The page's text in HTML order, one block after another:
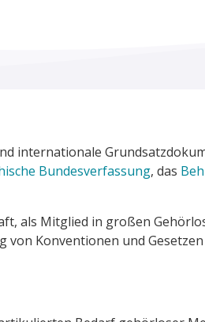
internationale
Bundesverfassung, das
als Mitglied in großen
Konventionen und